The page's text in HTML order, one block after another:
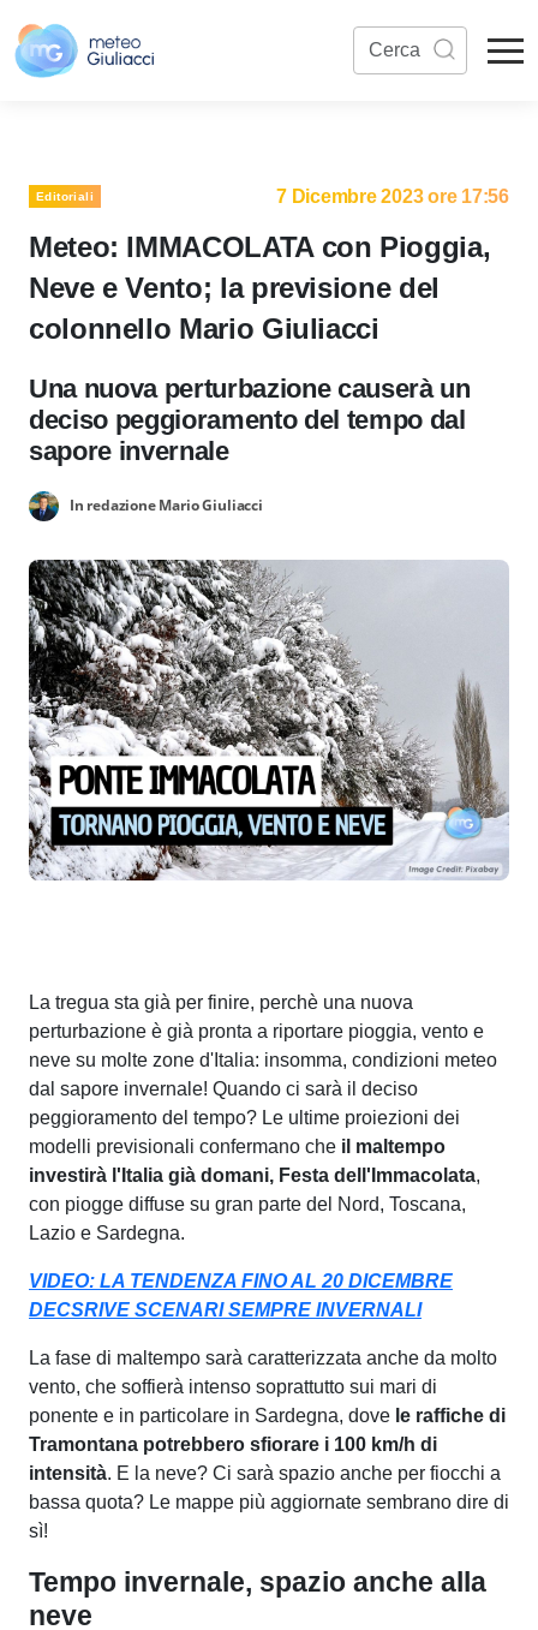
Editoriali 7 Dicembre 2023 ore 17:56
Meteo: IMMACOLATA con Pioggia,
Neve e Vento; la previsione del
colonnello Mario Giuliacci
Una nuova perturbazione causerà un
deciso peggioramento del tempo dal
sapore invernale
In redazione Mario Giuliacci
La tregua sta già per finire, perchè una nuova
perturbazione è già pronta a riportare pioggia, vento e
neve su molte zone d'Italia: insomma, condizioni meteo
dal sapore invernale! Quando ci sarà il deciso
peggioramento del tempo? Le ultime proiezioni dei
modelli previsionali confermano che il maltempo
investirà l'Italia già domani, Festa dell'Immacolata,
con piogge diffuse su gran parte del Nord, Toscana,
Lazio e Sardegna.
VIDEO: LA TENDENZA FINO AL 20 DICEMBRE
DECSRIVE SCENARI SEMPRE INVERNALI
La fase di maltempo sarà caratterizzata anche da molto
vento, che soffierà intenso soprattutto sui mari di
ponente e in particolare in Sardegna, dove le raffiche di
Tramontana potrebbero sfiorare i 100 km/h di
intensità. E la neve? Ci sarà spazio anche per fiocchi a
bassa quota? Le mappe più aggiornate sembrano dire di
sì!
Tempo invernale, spazio anche alla
neve